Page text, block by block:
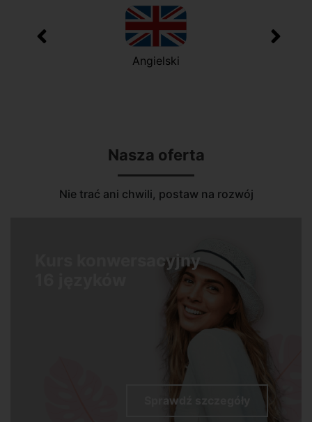
Angielski
Nasza oferta
Nie trać ani chwili, postaw na rozwój
Kurs konwersacyjny
Sprawdź szczegóły